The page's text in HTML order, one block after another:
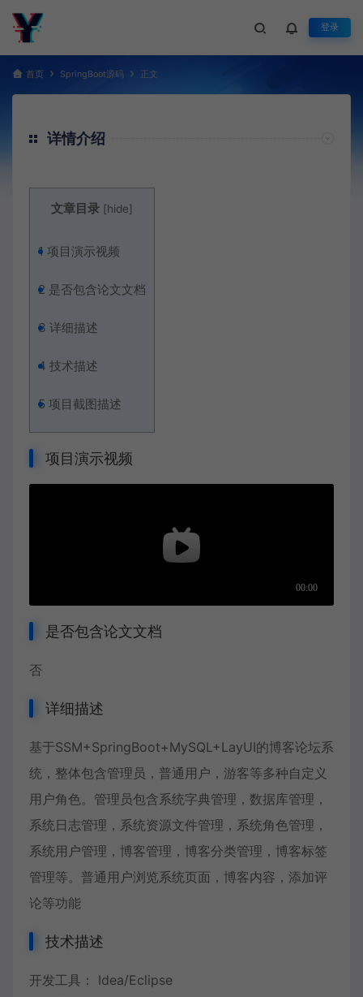
登录
首页 SpringBoot源码 正文
详情介绍
文章目录 [hide]
1 项目演示视频
2 是否包含论文文档
3 详细描述
4 技术描述
5 项目截图描述
项目演示视频
是否包含论文文档
否
详细描述
基于SSM+SpringBoot+MySQL+LayUI的博客论坛系
统，整体包含管理员，普通用户，游客等多种自定义
用户角色。管理员包含系统字典管理，数据库管理，
系统日志管理，系统资源文件管理，系统角色管理，
系统用户管理，博客管理，博客分类管理，博客标签
管理等。普通用户浏览系统页面，博客内容，添加评
论等功能
技术描述
开发工具： Idea/Eclipse